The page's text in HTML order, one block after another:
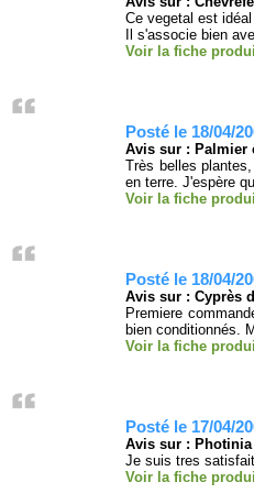
Ce vegetal est
Il s'associe bien
Voir la fiche
Posté le 18/04/
Avis sur : Palmier
Très belles
en terre. J'espère
Voir la fiche
Posté le 18/04/
Avis sur : Cyprès
Premiere
bien conditionnés.
Voir la fiche
Posté le 17/04/
Avis sur :
Je suis tres
Voir la fiche